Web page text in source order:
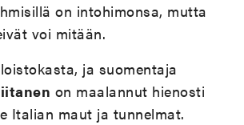
on intohimonsa, mutta
voi mitään.
ja suomentaja
on maalannut hienosti
Italian maut ja tunnelmat.